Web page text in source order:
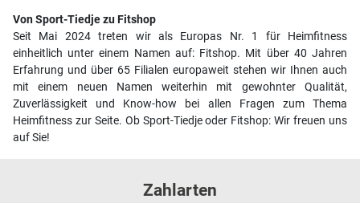
Von Sport-Tiedje zu Fitshop
Seit Mai 2024 treten wir als Europas Nr. 1 für Heimfitness
einheitlich unter einem Namen auf: Fitshop. Mit über 40 Jahren
Erfahrung und über 65 Filialen europaweit stehen wir Ihnen auch
mit einem neuen Namen weiterhin mit gewohnter Qualität,
Zuverlässigkeit und Know-how bei allen Fragen zum Thema
Heimfitness zur Seite. Ob Sport-Tiedje oder Fitshop: Wir freuen uns
auf Sie!
Zahlarten